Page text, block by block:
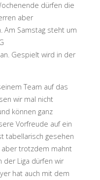
dürfen die
aber
Am Samstag steht um
Gespielt wird in der
Team auf das
wir mal nicht
können ganz
Vorfreude auf ein
tabellarisch gesehen
trotzdem mahnt
der Liga dürfen wir
hat auch mit dem